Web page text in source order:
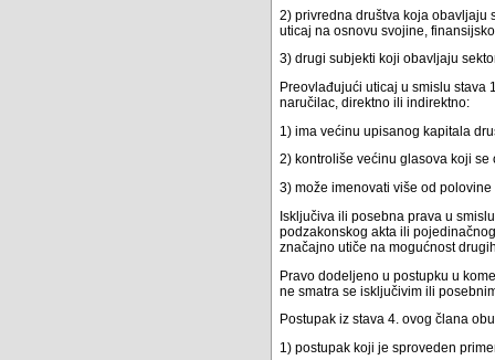
2) privredna društva koja obavljaju
uticaj na osnovu svojine,
3) drugi subjekti koji obavljaju
Preovlađujući uticaj u smislu stava
naručilac, direktno ili indirektno:
1) ima većinu upisanog kapitala
2) kontroliše većinu glasova koji
3) može imenovati više od
Isključiva ili posebna prava u
podzakonskog akta ili
značajno utiče na mogućnost
Pravo dodeljeno u postupku u
ne smatra se isključivim ili
Postupak iz stava 4. ovog člana
1) postupak koji je sproveden